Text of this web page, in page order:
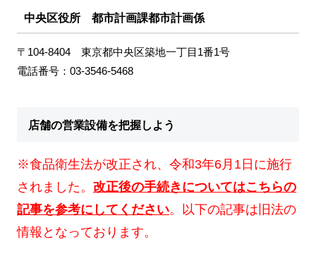
中央区役所 都市計画課都市計画係
〒104-8404 東京都中央区築地一丁目1番1号
電話番号：03-3546-5468
店舗の営業設備を把握しよう
※食品衛生法が改正され、令和3年6月1日に施行
されました。 改正後の手続きについてはこちらの
記事を参考にしてください。以下の記事は旧法の
情報となっております。